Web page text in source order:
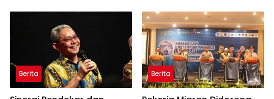
Visit
Berita Berita